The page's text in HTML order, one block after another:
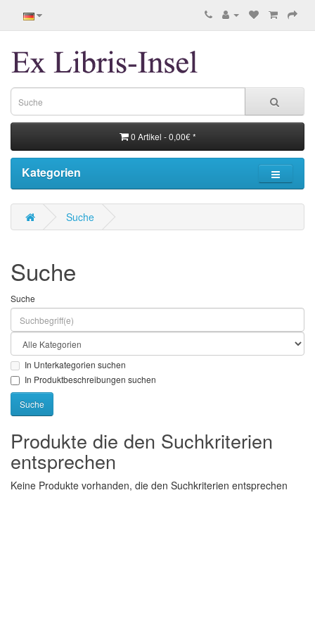
0 Artikel - 0,00€ *
Kategorien
Suche
Suche
Suche
In Unterkategorien suchen
In Produktbeschreibungen suchen
Produkte die den Suchkriterien
entsprechen
Keine Produkte vorhanden, die den Suchkriterien entsprechen